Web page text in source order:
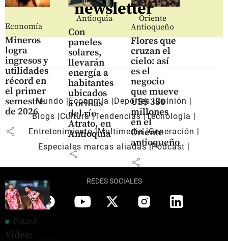
Economía
Mineros
logra
ingresos y
utilidades
récord en
el primer
semestre
de 2026
share
Antioquia
Con
paneles
solares,
llevarán
energía a
habitantes
ubicados
a orillas
del río
Atrato, en
Antioquia
share
Oriente
Antioqueño
Flores que
cruzan el
cielo: así
es el
negocio
que mueve
US$ 380
millones
en el
Oriente
antioqueño
share
Fútbol
Video:
newsletter
Mundo Economía Deportes Opinión
Blogs
Cultura Tendencias Tecnología
Entretenimiento Multimedia Generación
Especiales marcas aliadas Pódcast
REDES SOCIALES